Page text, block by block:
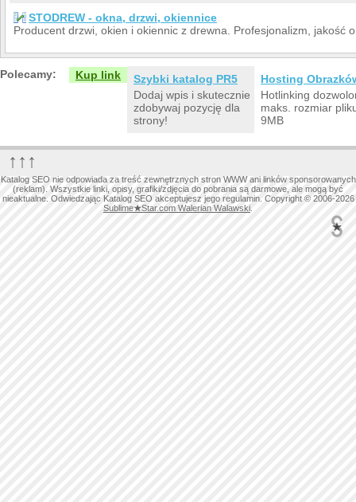
STODREW - okna, drzwi, okiennice
Producent drzwi, okien i okiennic z drewna. Profesjonalizm, jakość
Polecamy: Kup link
Szybki katalog PR5
Dodaj wpis i skutecznie
zdobywaj pozycję dla
strony!
Hosting
Hotlinking
maks. rozmiar
9MB
↑↑↑
Katalog SEO nie odpowiada za treść zewnętrznych stron WWW ani linków sponsorowanych
(reklam). Wszystkie linki, opisy, grafiki/zdjęcia do pobrania są darmowe, ale mogą być
nieaktualne. Odwiedzając Katalog SEO akceptujesz jego regulamin. Copyright © 2006-2026
Sublime★Star.com Walerian Walawski